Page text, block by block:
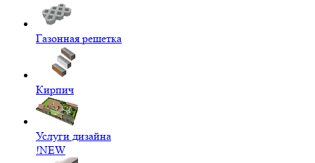
Газонная решетка
Кирпич
Услуги дизайна
!NEW